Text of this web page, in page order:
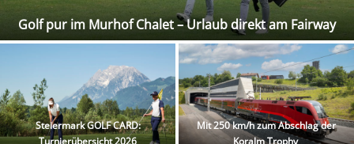
Golf pur im Murhof Chalet – Urlaub direkt am Fairway
Steiermark GOLF CARD:
Mit 250 km/h zum Abschlag der